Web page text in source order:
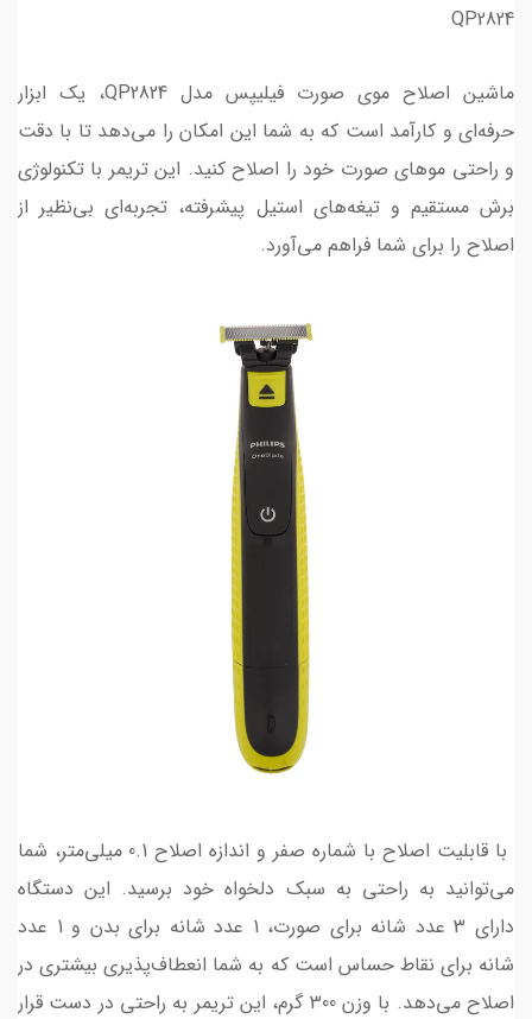
QP2824
ماشین اصلاح موی صورت فیلیپس مدل QP2824، یک ابزار
حرفه‌ای و کارآمد است که به شما این امکان را می‌دهد تا با دقت
و راحتی موهای صورت خود را اصلاح کنید. این تریمر با تکنولوژی
برش مستقیم و تیغه‌های استیل پیشرفته، تجربه‌ای بی‌نظیر از
اصلاح را برای شما فراهم می‌آورد.
با قابلیت اصلاح با شماره صفر و اندازه اصلاح 0.1 میلی‌متر، شما
می‌توانید به راحتی به سبک دلخواه خود برسید. این دستگاه
دارای 3 عدد شانه برای صورت، 1 عدد شانه برای بدن و 1 عدد
شانه برای نقاط حساس است که به شما انعطاف‌پذیری بیشتری در
اصلاح می‌دهد. با وزن 300 گرم، این تریمر به راحتی در دست قرار